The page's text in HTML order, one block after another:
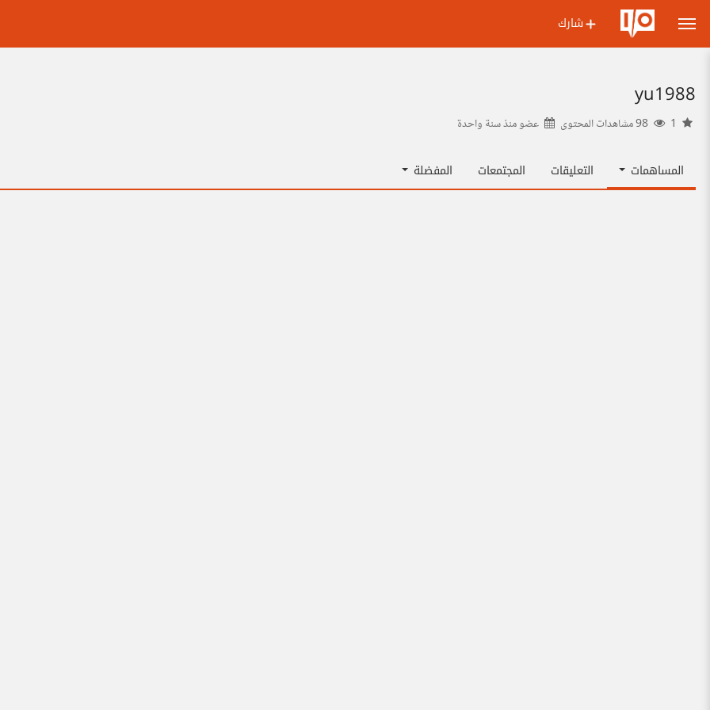
شارك
yu1988
عضو منذسنة واحدة
المساهمات التعليقات المجتمعات المفضلة